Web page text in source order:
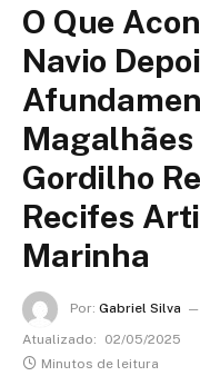
O Que
Navio
Magalhães
Gordilho
Recifes
Marinha
Por: Gabriel Silva
Atualizado:
02/05/2025
Minutos de leitura